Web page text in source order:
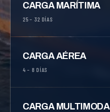
CARGA MARÍTIMA
25 – 32 DÍAS
CARGA AÉREA
4 – 8 DÍAS
CARGA